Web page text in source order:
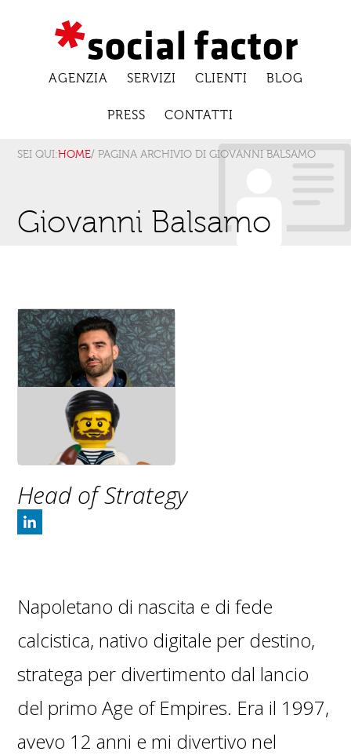
AGENZIA SERVIZI CLIENTI BLOG
PRESS CONTATTI
SEI QUI:HOME/ PAGINA ARCHIVIO DI GIOVANNI BALSAMO
Giovanni Balsamo
Head of Strategy
Napoletano di nascita e di fede
calcistica, nativo digitale per destino,
stratega per divertimento dal lancio
del primo Age of Empires. Era il 1997,
avevo 12 anni e mi divertivo nel